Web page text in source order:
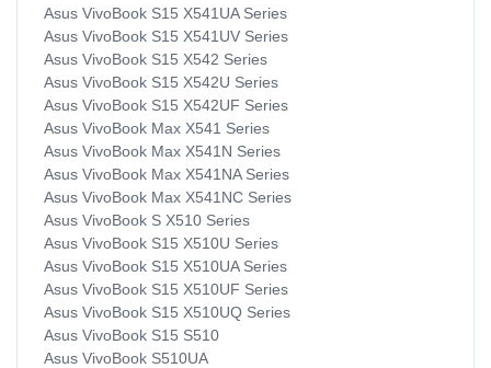
Asus VivoBook S15 X541UA Series
Asus VivoBook S15 X541UV Series
Asus VivoBook S15 X542 Series
Asus VivoBook S15 X542U Series
Asus VivoBook S15 X542UF Series
Asus VivoBook Max X541 Series
Asus VivoBook Max X541N Series
Asus VivoBook Max X541NA Series
Asus VivoBook Max X541NC Series
Asus VivoBook S X510 Series
Asus VivoBook S15 X510U Series
Asus VivoBook S15 X510UA Series
Asus VivoBook S15 X510UF Series
Asus VivoBook S15 X510UQ Series
Asus VivoBook S15 S510
Asus VivoBook S510UA